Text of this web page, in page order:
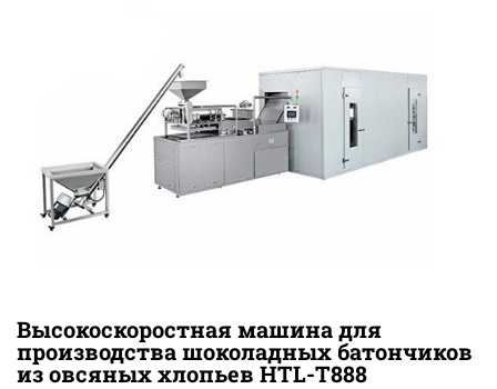
Высокоскоростная машина для
производства шоколадных батончиков
из овсяных хлопьев HTL-T888